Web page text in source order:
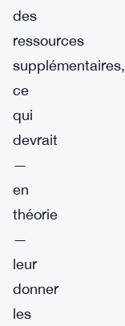
des
ressources
supplémentaires,
ce
qui
devrait
—
en
théorie
—
leur
donner
les